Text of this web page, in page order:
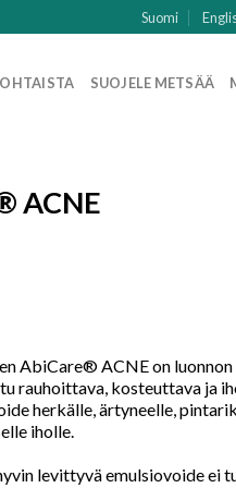
Suomi
SUOJELE METSÄÄ
ACNE
AbiCare® ACNE on
rauhoittava, kosteuttava ja
herkälle, ärtyneelle,
iholle.
levittyvä emulsiovoide ei